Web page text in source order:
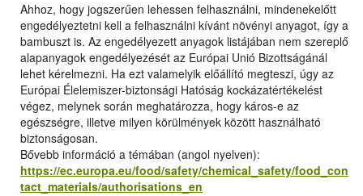
Ahhoz, hogy jogszerűen lehessen felhasználni, mindenekelőtt
engedélyeztetni kell a felhasználni kívánt növényi anyagot, így a
bambuszt is. Az engedélyezett anyagok listájában nem szereplő
alapanyagok engedélyezését az Európai Unió Bizottságánál
lehet kérelmezni. Ha ezt valamelyik előállító megteszi, úgy az
Európai Élelemiszer-biztonsági Hatóság kockázatértékelést
végez, melynek során meghatározza, hogy káros-e az
egészségre, illetve milyen körülmények között használható
biztonságosan.
Bővebb információ a témában (angol nyelven):
https://ec.europa.eu/food/safety/chemical_safety/food_con
tact_materials/authorisations_en